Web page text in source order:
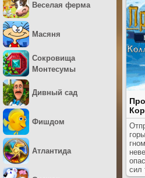
сил
Веселая ферма
Масяня
Сокровища
Монтесумы
Дивный сад
Фишдом
Атлантида